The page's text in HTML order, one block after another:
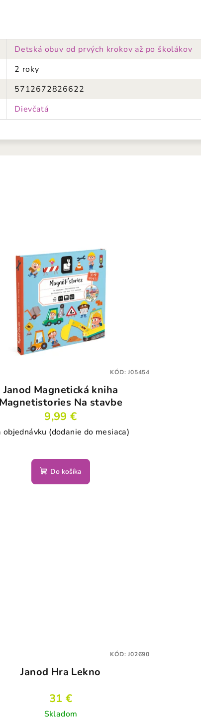
Detská obuv od prvých krokov až po školákov
2 roky
5712672826622
Dievčatá
Janod Magnetická kniha
Magnetistories Na stavbe
9,99 €
objednávku (dodanie do mesiaca)
Do košíka
KÓD:J05454
Janod Hra Lekno
31 €
Skladom
KÓD:J02690